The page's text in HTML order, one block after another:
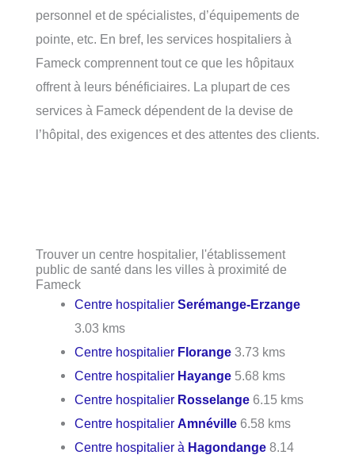
personnel et de spécialistes, d’équipements de
pointe, etc. En bref, les services hospitaliers à
Fameck comprennent tout ce que les hôpitaux
offrent à leurs bénéficiaires. La plupart de ces
services à Fameck dépendent de la devise de
l’hôpital, des exigences et des attentes des clients.
Trouver un centre hospitalier, l'établissement
public de santé dans les villes à proximité de
Fameck
Centre hospitalierSerémange-Erzange
3.03 kms
Centre hospitalier Florange 3.73 kms
Centre hospitalier Hayange 5.68 kms
Centre hospitalier Rosselange 6.15 kms
Centre hospitalierAmnéville 6.58 kms
Centre hospitalier à Hagondange 8.14